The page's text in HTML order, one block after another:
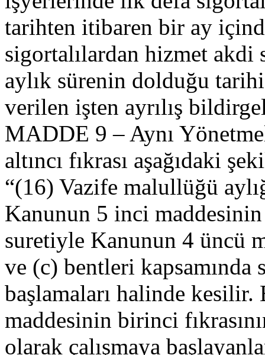
tarihten itibaren bir ay
sigortalılardan hizmet akdi
aylık sürenin dolduğu
verilen işten ayrılış
MADDE 9 – Aynı
altıncı fıkrası aşağıdaki
“(16) Vazife malullüğü
Kanunun 5 inci
suretiyle Kanunun 4 üncü
ve (c) bentleri kapsamında
başlamaları halinde
maddesinin birinci
olarak çalışmaya